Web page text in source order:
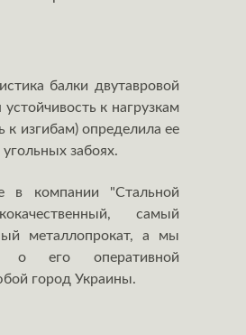
балки двутавровой
к нагрузкам
к изгибам) определила ее
забоях.
в компании "Стальной
самый
металлопрокат, а мы
о его оперативной
город Украины.